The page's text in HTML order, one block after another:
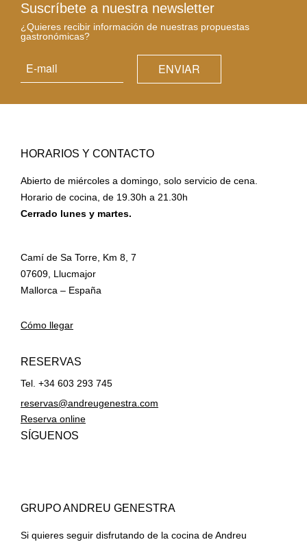
Suscríbete a nuestra newsletter
¿Quieres recibir información de nuestras propuestas
gastronómicas?
HORARIOS Y CONTACTO
Abierto de miércoles a domingo, solo servicio de cena.
Horario de cocina, de 19.30h a 21.30h
Cerrado lunes y martes.
Camí de Sa Torre, Km 8, 7
07609, Llucmajor
Mallorca – España
Cómo llegar
RESERVAS
Tel. +34 603 293 745
reservas@andreugenestra.com
Reserva online
SÍGUENOS
GRUPO ANDREU GENESTRA
Si quieres seguir disfrutando de la cocina de Andreu